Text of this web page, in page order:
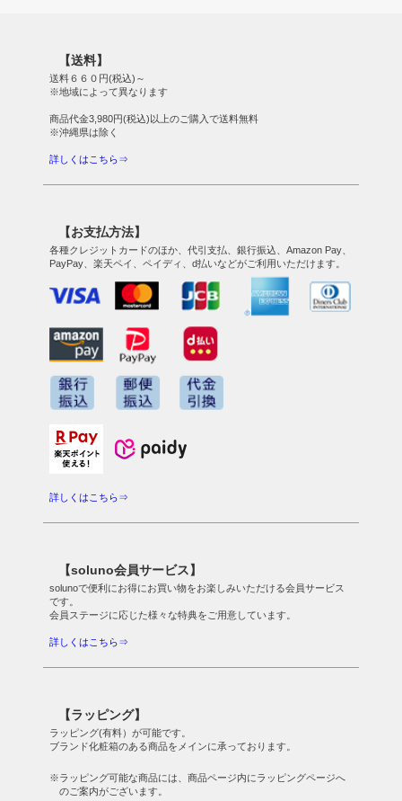
【送料】
送料６６０円(税込)～
※地域によって異なります
商品代金3,980円(税込)以上のご購入で送料無料
※沖縄県は除く
詳しくはこちら⇒
【お支払方法】
各種クレジットカードのほか、代引支払、銀行振込、Amazon Pay、
PayPay、楽天ペイ、ペイディ、d払いなどがご利用いただけます。
詳しくはこちら⇒
【soluno会員サービス】
solunoで便利にお得にお買い物をお楽しみいただける会員サービス
です。
会員ステージに応じた様々な特典をご用意しています。
詳しくはこちら⇒
【ラッピング】
ラッピング(有料）が可能です。
ブランド化粧箱のある商品をメインに承っております。
※ラッピング可能な商品には、商品ページ内にラッピングページへ
のご案内がございます。